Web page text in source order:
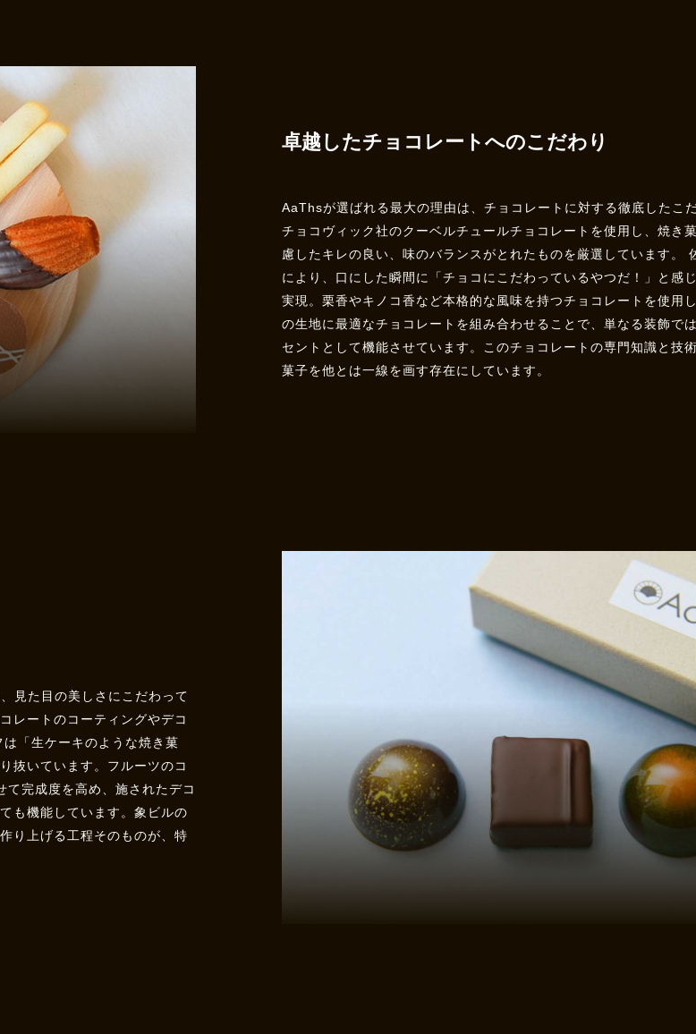
卓越したチョコレートへのこだわり
AaThsが選ばれる最大の理由は、チョコレートに対する徹底したこ
チョコヴィック社のクーベルチュールチョコレートを使用し、焼き
慮したキレの良い、味のバランスがとれたものを厳選しています。
により、口にした瞬間に「チョコにこだわっているやつだ！」と感
実現。栗香やキノコ香など本格的な風味を持つチョコレートを使用
の生地に最適なチョコレートを組み合わせることで、単なる装飾で
セントとして機能させています。このチョコレートの専門知識と技
菓子を他とは一線を画す存在にしています。
見た目の美しさにこだわって
レートのコーティングやデコ
「生ケーキのような焼き菓
抜いています。フルーツのコ
て完成度を高め、施されたデコ
も機能しています。象ビルの
り上げる工程そのものが、特